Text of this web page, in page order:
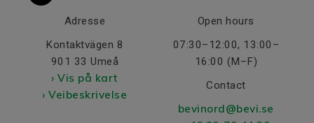
Adresse
Kontaktvägen 8
901 33 Umeå
› Vis på kart
› Veibeskrivelse
Open hours
07:30–12:00, 13:00–
16:00 (M–F)
Contact
bevinord@bevi.se